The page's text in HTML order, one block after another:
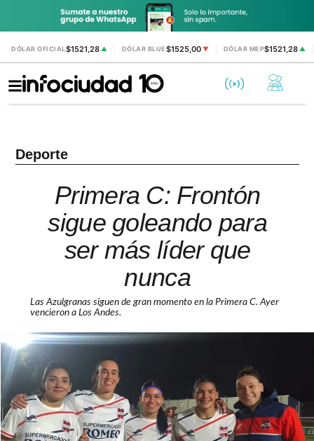
DÓLAR OFICIAL$1521,28 ▲ DÓLAR BLUE$1525,00 ▼ DÓLAR MEP$1521,28▲
Deporte
Primera C: Frontón
sigue goleando para
ser más líder que
nunca
Las Azulgranas siguen de gran momento en la Primera C. Ayer
vencieron a Los Andes.